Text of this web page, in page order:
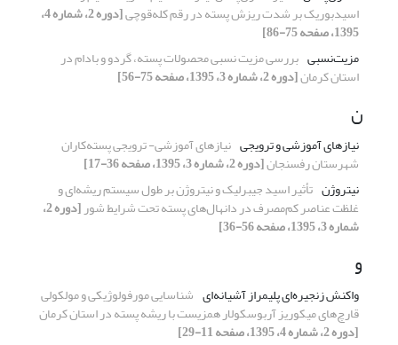
اسید‌بوریک بر شدت ریزش پسته در رقم کله‌قوچی [دوره 2، شماره 4،
1395، صفحه 75-86]
مزیت‌نسبی بررسی مزیت نسبی محصولات پسته، گردو و بادام در
استان کرمان[دوره 2، شماره 3، 1395، صفحه 75-56]
ن
نیازهای آموزشی و ترویجی نیازهای آموزشی- ترویجی پسته‌کاران
شهرستان رفسنجان[دوره 2، شماره 3، 1395، صفحه 36-17]
نیتروژن تأثیر اسید جیبرلیک و نیتروژن بر طول سیستم ریشه‌ای و
غلظت عناصر کم‌مصرف در دانهال‌‌های پسته تحت شرایط شور [دوره 2،
شماره 3، 1395، صفحه 56-36]
و
واکنش زنجیره‌ای پلیمراز آشیانه‌ای شناسایی مورفولوژیکی و مولکولی
قارچ‌های میکوریز آربوسکولار همزیست با ریشه پسته در استان کرمان
[دوره 2، شماره 4، 1395، صفحه 11-29]